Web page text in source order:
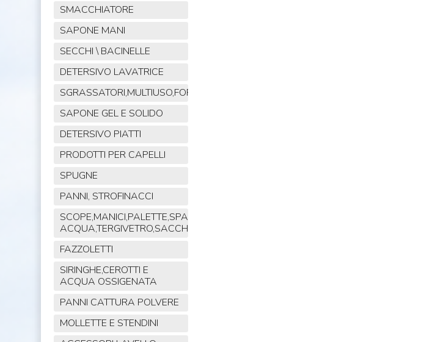
SMACCHIATORE
SAPONE MANI
SECCHI \ BACINELLE
DETERSIVO LAVATRICE
SGRASSATORI,MULTIUSO,FORNO,POLVERE,VETRI,AMMONIACA
SAPONE GEL E SOLIDO
DETERSIVO PIATTI
PRODOTTI PER CAPELLI
SPUGNE
PANNI, STROFINACCI
SCOPE,MANICI,PALETTE,SPAZZOLE,TIRA
ACQUA,TERGIVETRO,SACCHI,MOP
FAZZOLETTI
SIRINGHE,CEROTTI E
ACQUA OSSIGENATA
PANNI CATTURA POLVERE
MOLLETTE E STENDINI